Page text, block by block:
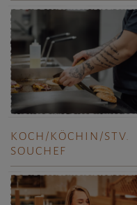
KOCH/KÖCHIN/STV.
SOUCHEF